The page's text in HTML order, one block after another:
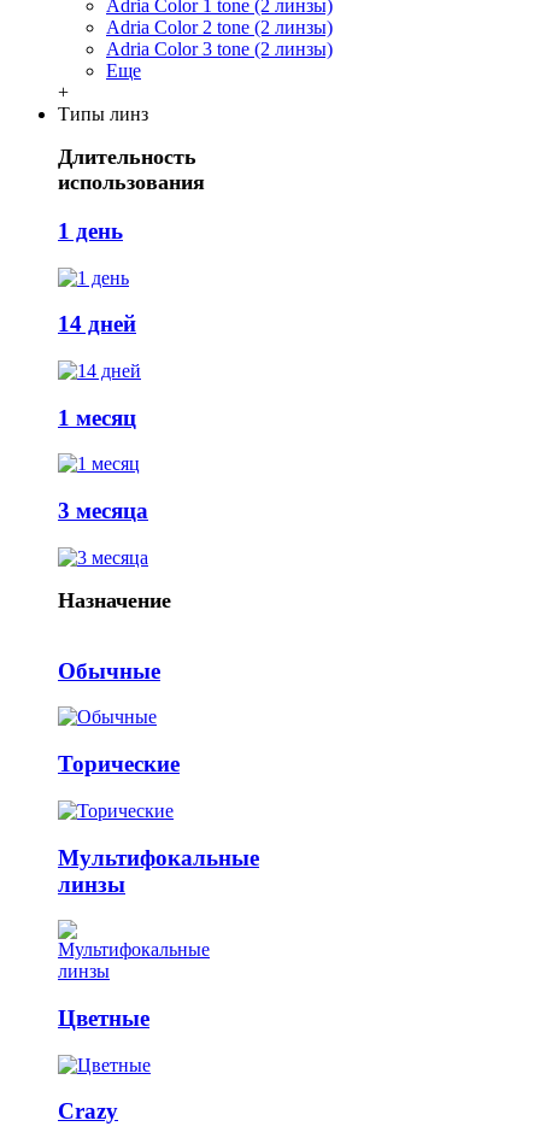
Adria Сolor 1 tone (2 линзы)
Adria Сolor 2 tone (2 линзы)
Adria Сolor 3 tone (2 линзы)
Еще
+
Типы линз
Длительность
использования
1 день
14 дней
1 месяц
3 месяца
Назначение
Обычные
Торические
Мультифокальные
линзы
Цветные
Crazy